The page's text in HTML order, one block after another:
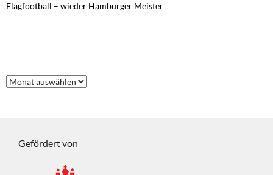
Flagfootball – wieder Hamburger Meister
Frühere
Beiträge
Gefördert von